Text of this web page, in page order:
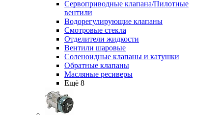
Сервоприводные клапана/Пилотные
вентили
Водорегулирующие клапаны
Смотровые стекла
Отделители жидкости
Вентили шаровые
Соленоидные клапаны и катушки
Обратные клапаны
Масляные ресиверы
Ещё 8